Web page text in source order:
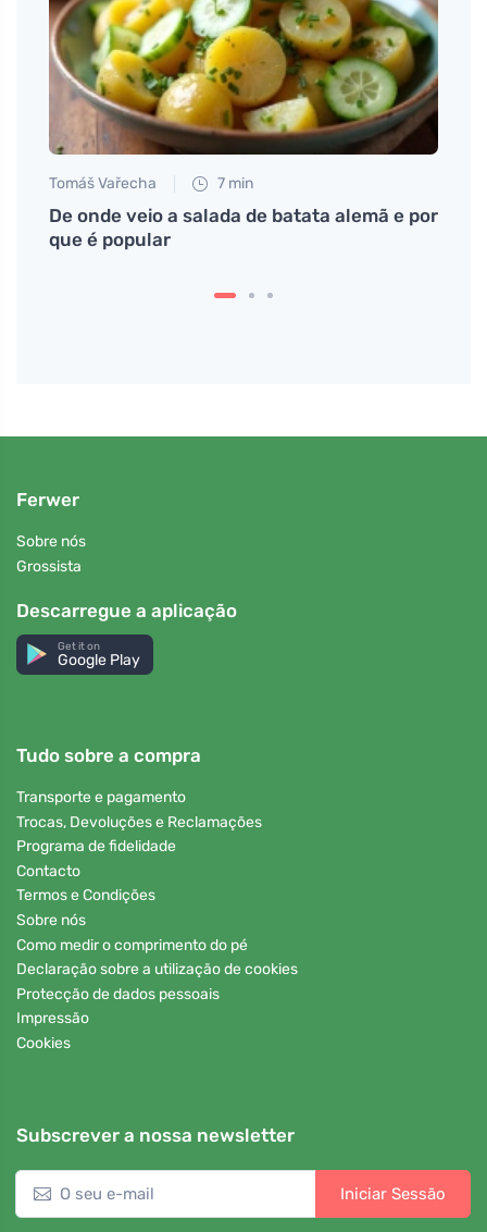
Tomáš Vařecha 7 min
De onde veio a salada de batata alemã e por
que é popular
Ferwer
Sobre nós
Grossista
Descarregue a aplicação
Get it on
Google Play
Tudo sobre a compra
Transporte e pagamento
Trocas, Devoluções e Reclamações
Programa de fidelidade
Contacto
Termos e Condições
Sobre nós
Como medir o comprimento do pé
Declaração sobre a utilização de cookies
Protecção de dados pessoais
Impressão
Cookies
Subscrever a nossa newsletter
Iniciar Sessão